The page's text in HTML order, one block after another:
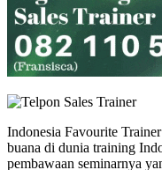
Indonesia Favourite
buana di dunia training
pembawaan seminarnya